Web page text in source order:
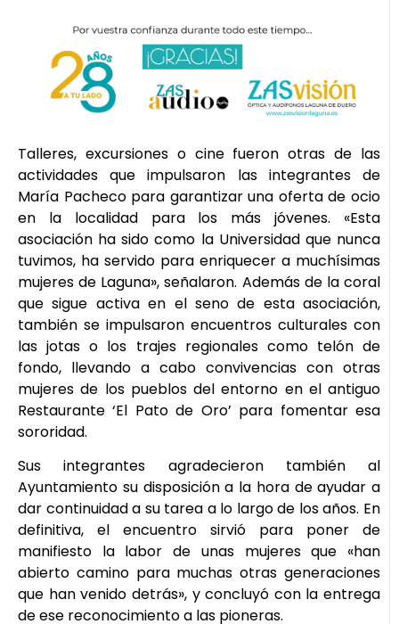
Talleres, excursiones o cine fueron otras de las
actividades que impulsaron las integrantes de
María Pacheco para garantizar una oferta de ocio
en la localidad para los más jóvenes. «Esta
asociación ha sido como la Universidad que nunca
tuvimos, ha servido para enriquecer a muchísimas
mujeres de Laguna», señalaron. Además de la coral
que sigue activa en el seno de esta asociación,
también se impulsaron encuentros culturales con
las jotas o los trajes regionales como telón de
fondo, llevando a cabo convivencias con otras
mujeres de los pueblos del entorno en el antiguo
Restaurante ‘El Pato de Oro’ para fomentar esa
sororidad.
Sus integrantes agradecieron también al
Ayuntamiento su disposición a la hora de ayudar a
dar continuidad a su tarea a lo largo de los años. En
definitiva, el encuentro sirvió para poner de
manifiesto la labor de unas mujeres que «han
abierto camino para muchas otras generaciones
que han venido detrás», y concluyó con la entrega
de ese reconocimiento a las pioneras.